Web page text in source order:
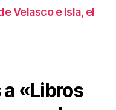
Velasco e Isla, el
«Libros